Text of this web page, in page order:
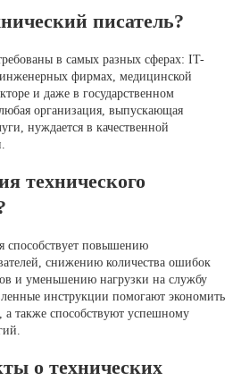
писатель?
в самых разных сферах: IT-
фирмах, медицинской
и даже в государственном
организация, выпускающая
нуждается в качественной
технического
способствует повышению
снижению количества ошибок
и уменьшению нагрузки на службу
инструкции помогают экономить
также способствуют успешному
о технических